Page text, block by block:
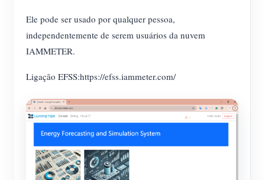
Serviço de hospedagem própria
Carregador EV
Sistema de previsão e simulação de energia
Aplicações
Monitor de energia do sistema solar fotovoltaico
Loja
Ele pode ser usado por qualquer pessoa,
independentemente de serem usuários da nuvem
IAMMETER.
Ligação EFSS:https://efss.iammeter.com/